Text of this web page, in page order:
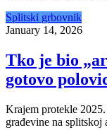
Splitski grbovnik
January 14, 2026
Tko je bio
gotovo
Krajem protekle
građevine na